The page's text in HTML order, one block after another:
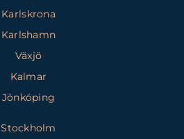
Karlskrona
Karlshamn
Växjö
Kalmar
Jönköping
Stockholm